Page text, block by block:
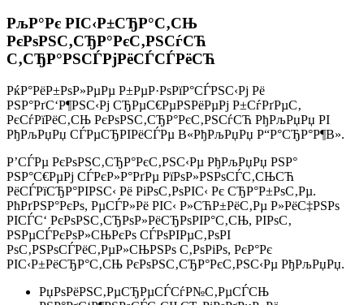
РљР°Рє РІС‹Р±СЂР°С‚СЊ
РєРѕРЅС‚СЂР°РєС‚РЅСѓСЋ
С‚СЂР°РЅСЃРјРёСЃСЃРёСЋ
РќР°РёР±РѕР»РµРµ Р±РµР·РѕРїР°СЃРЅС‹Рј Рё
РЅР°РґС‘Р¶РЅС‹Рј СЂРµС€РµРЅРёРµРј Р±СѓРґРµС‚
РєСѓРїРёС‚СЊ РєРѕРЅС‚СЂР°РєС‚РЅСѓСЋ РђРљРџРџ РІ
РђРљРџРџ СЃРµСЂРІРёСЃРµ В«РђРљРџРџ Р“Р°СЂР°Р¶В».
Р’СЃРµ РєРѕРЅС‚СЂР°РєС‚РЅС‹Рµ РђРљРџРџ РЅР°
РЅР°С€РµРј СЃРєР»Р°РґРµ РїРѕР»РЅРѕСЃС‚СЊСЋ
РёСЃРїСЂР°РІРЅС‹ Рё РіРѕС‚РѕРІС‹ Рє СЂР°Р±РѕС‚Рµ.
РћРґРЅР°РєРѕ, РµСЃР»Рё РІС‹ Р»СЋР±РёС‚Рµ Р»РёС‡РЅРѕ
РІСЃС‘ РєРѕРЅС‚СЂРѕР»РёСЂРѕРІР°С‚СЊ, РІРѕС‚
РЅРµСЃРєРѕР»СЊРєРѕ СЃРѕРІРµС‚РѕРІ
РѕС‚РЅРѕСЃРёС‚РµР»СЊРЅРѕ С‚РѕРіРѕ, РєР°Рє
РІС‹Р±РёСЂР°С‚СЊ РєРѕРЅС‚СЂР°РєС‚РЅС‹Рµ РђРљРџРџ.
РџРѕРёРЅС‚РµСЂРµСЃСѓР№С‚РµСЃСЊ